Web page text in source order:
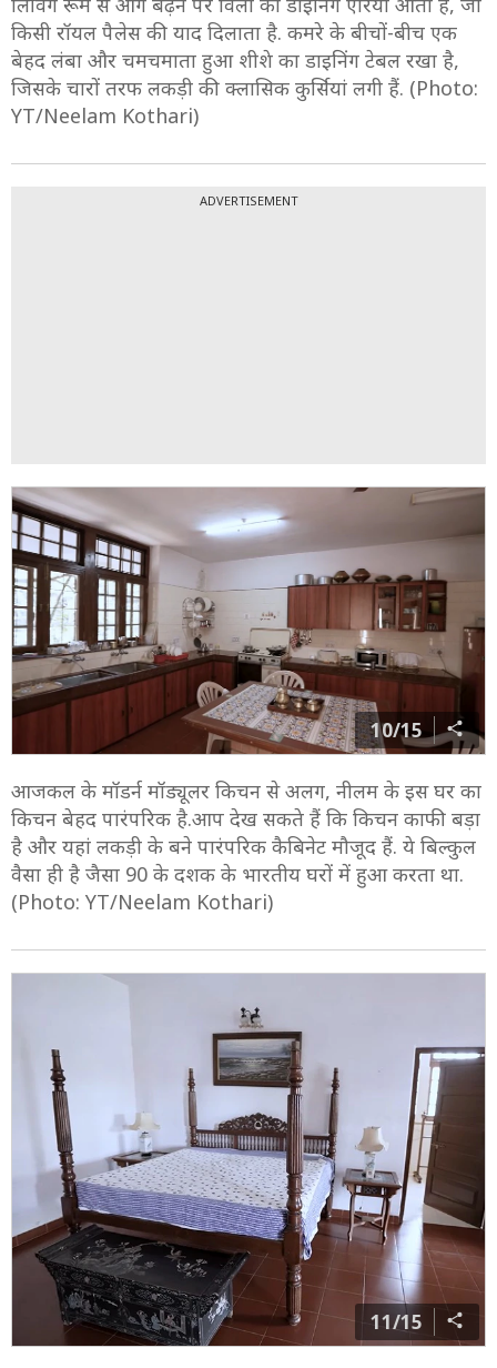
किसी रॉयल पैलेस की याद दिलाता है. कमरे के बीचों-बीच एक
बेहद लंबा और चमचमाता हुआ शीशे का डाइनिंग टेबल रखा है,
जिसके चारों तरफ लकड़ी की क्लासिक कुर्सियां लगी हैं. (Photo:
YT/Neelam Kothari)
ADVERTISEMENT
10/15
आजकल के मॉडर्न मॉड्यूलर किचन से अलग, नीलम के इस घर का
किचन बेहद पारंपरिक है.आप देख सकते हैं कि किचन काफी बड़ा
है और यहां लकड़ी के बने पारंपरिक कैबिनेट मौजूद हैं. ये बिल्कुल
वैसा ही है जैसा 90 के दशक के भारतीय घरों में हुआ करता था.
(Photo: YT/Neelam Kothari)
11/15